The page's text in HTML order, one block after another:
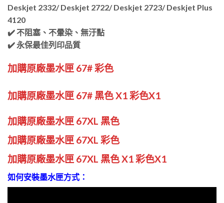
Deskjet 2332/ Deskjet 2722/ Deskjet 2723/ Deskjet Plus
4120
✔️ 不阻塞、不暈染、無汙點
✔️ 永保最佳列印品質
加購原廠墨水匣 67# 彩色
加購原廠墨水匣 67# 黑色 X1 彩色X1
加購原廠墨水匣 67XL 黑色
加購原廠墨水匣 67XL 彩色
加購原廠墨水匣 67XL 黑色 X1 彩色X1
如何安裝墨水匣方式：